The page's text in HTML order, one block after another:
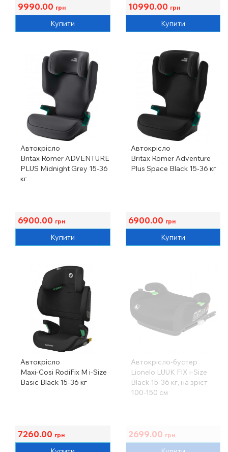
9990.00 грн
Купити
10990.00 грн
Купити
Автокрісло
Britax Römer ADVENTURE
PLUS Midnight Grey 15-36
кг
6900.00 грн
Купити
Автокрісло
Britax Römer Adventure
Plus Space Black 15-36 кг
6900.00 грн
Купити
Автокрісло
Maxi-Cosi RodiFix M i-Size
Basic Black 15-36 кг
7260.00 грн
Автокрісло-бустер
Lionelo LUUK FIX i-Size
Black 15-36 кг, на зріст
100-150 см
2699.00 грн